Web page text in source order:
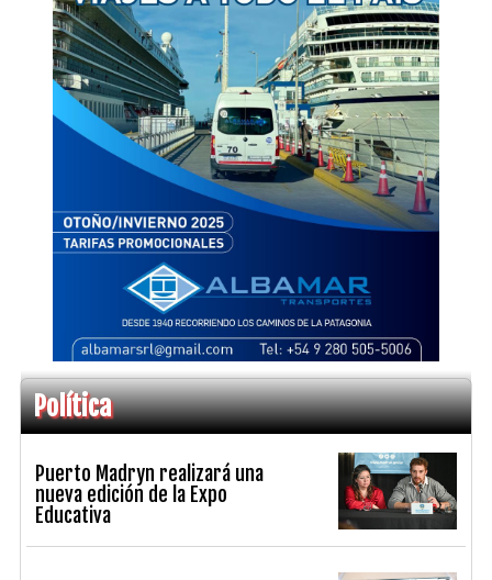
Política
Puerto Madryn realizará una
nueva edición de la Expo
Educativa